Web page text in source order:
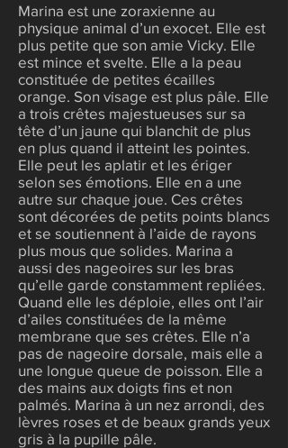
Marina est une zoraxienne au
physique animal d’un exocet. Elle est
plus petite que son amie Vicky. Elle
est mince et svelte. Elle a la peau
constituée de petites écailles
orange. Son visage est plus pâle. Elle
a trois crêtes majestueuses sur sa
tête d’un jaune qui blanchit de plus
en plus quand il atteint les pointes.
Elle peut les aplatir et les ériger
selon ses émotions. Elle en a une
autre sur chaque joue. Ces crêtes
sont décorées de petits points blancs
et se soutiennent à l’aide de rayons
plus mous que solides. Marina a
aussi des nageoires sur les bras
qu’elle garde constamment repliées.
Quand elle les déploie, elles ont l’air
d’ailes constituées de la même
membrane que ses crêtes. Elle n’a
pas de nageoire dorsale, mais elle a
une longue queue de poisson. Elle a
des mains aux doigts fins et non
palmés. Marina à un nez arrondi, des
lèvres roses et de beaux grands yeux
gris à la pupille pâle.